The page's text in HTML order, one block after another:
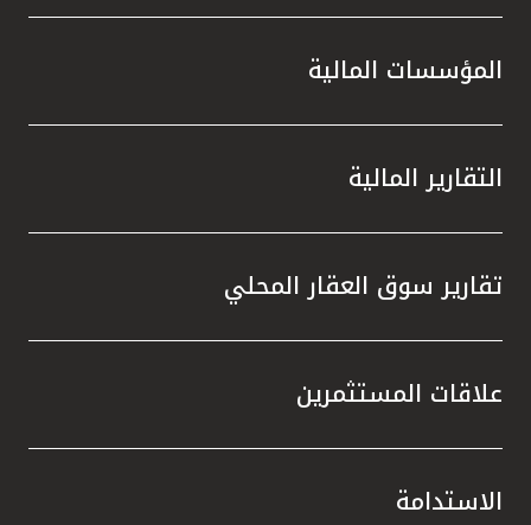
المؤسسات المالية
التقارير المالية
تقارير سوق العقار المحلي
علاقات المستثمرين
الاستدامة